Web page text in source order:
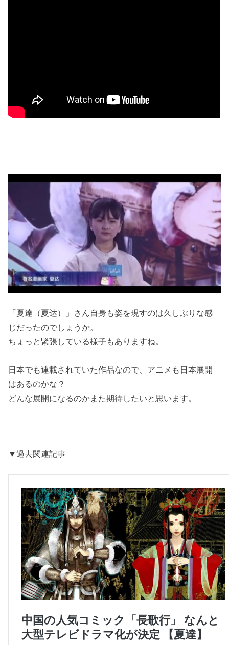
「夏達（夏达）」さん自身も姿を現すのは久しぶりな感
じだったのでしょうか。
ちょっと緊張している様子もありますね。
日本でも連載されていた作品なので、アニメも日本展開
はあるのかな？
どんな展開になるのかまた期待したいと思います。
▼過去関連記事